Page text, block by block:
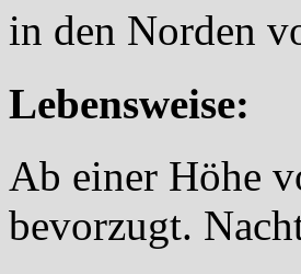
in den Norden
Lebensweise:
Ab einer Höhe
bevorzugt.